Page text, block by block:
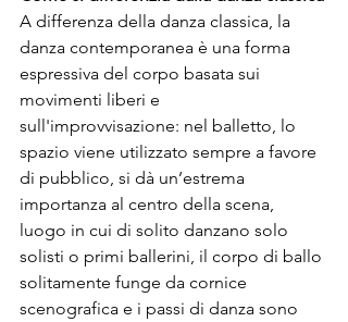
A differenza della danza classica, la
danza contemporanea è una forma
espressiva del corpo basata sui
movimenti liberi e
sull'improvvisazione: nel balletto, lo
spazio viene utilizzato sempre a favore
di pubblico, si dà un’estrema
importanza al centro della scena,
luogo in cui di solito danzano solo
solisti o primi ballerini, il corpo di ballo
solitamente funge da cornice
scenografica e i passi di danza sono